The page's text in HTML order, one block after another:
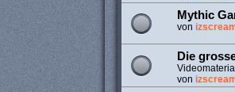
Mythic
von
Die
Videomaterial
von